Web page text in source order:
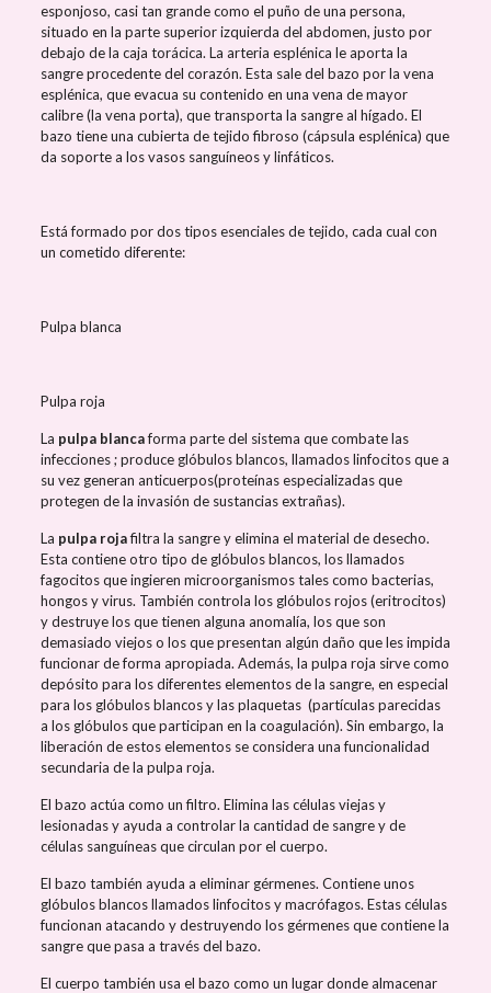
esponjoso, casi tan grande como el puño de una persona,
situado en la parte superior izquierda del abdomen, justo por
debajo de la caja torácica. La arteria esplénica le aporta la
sangre procedente del corazón. Esta sale del bazo por la vena
esplénica, que evacua su contenido en una vena de mayor
calibre (la vena porta), que transporta la sangre al hígado. El
bazo tiene una cubierta de tejido fibroso (cápsula esplénica) que
da soporte a los vasos sanguíneos y linfáticos.
Está formado por dos tipos esenciales de tejido, cada cual con
un cometido diferente:
Pulpa blanca
Pulpa roja
La pulpa blancaforma parte del sistema que combate las
infecciones ; produce glóbulos blancos, llamados linfocitos que a
su vez generan anticuerpos(proteínas especializadas que
protegen de la invasión de sustancias extrañas).
La pulpa rojafiltra la sangre y elimina el material de desecho.
Esta contiene otro tipo de glóbulos blancos, los llamados
fagocitos que ingieren microorganismos tales como bacterias,
hongos y virus. También controla los glóbulos rojos (eritrocitos)
y destruye los que tienen alguna anomalía, los que son
demasiado viejos o los que presentan algún daño que les impida
funcionar de forma apropiada. Además, la pulpa roja sirve como
depósito para los diferentes elementos de la sangre, en especial
para los glóbulos blancos y las plaquetas (partículas parecidas
a los glóbulos que participan en la coagulación). Sin embargo, la
liberación de estos elementos se considera una funcionalidad
secundaria de la pulpa roja.
El bazo actúa como un filtro. Elimina las células viejas y
lesionadas y ayuda a controlar la cantidad de sangre y de
células sanguíneas que circulan por el cuerpo.
El bazo también ayuda a eliminar gérmenes. Contiene unos
glóbulos blancos llamados linfocitos y macrófagos. Estas células
funcionan atacando y destruyendo los gérmenes que contiene la
sangre que pasa a través del bazo.
El cuerpo también usa el bazo como un lugar donde almacenar